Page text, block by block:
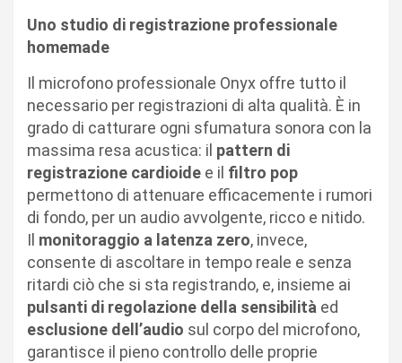
Uno studio di registrazione professionale
homemade
Il microfono professionale Onyx offre tutto il
necessario per registrazioni di alta qualità. È in
grado di catturare ogni sfumatura sonora con la
massima resa acustica: il pattern di
registrazione cardioide e il filtro pop
permettono di attenuare efficacemente i rumori
di fondo, per un audio avvolgente, ricco e nitido.
Il monitoraggio a latenza zero, invece,
consente di ascoltare in tempo reale e senza
ritardi ciò che si sta registrando, e, insieme ai
pulsanti di regolazione della sensibilità ed
esclusione dell’audio sul corpo del microfono,
garantisce il pieno controllo delle proprie